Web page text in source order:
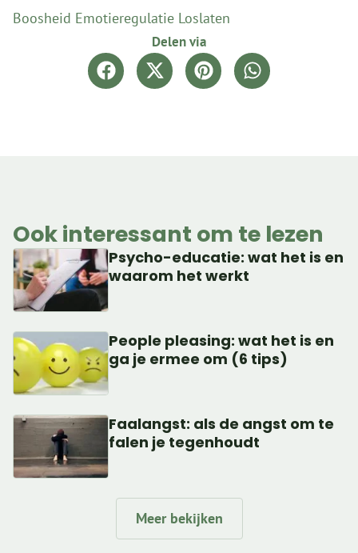
Boosheid Emotieregulatie Loslaten
Delen via
Ook interessant om te lezen
Psycho-educatie: wat het is en
waarom het werkt
People pleasing: wat het is en
ga je ermee om (6 tips)
Faalangst: als de angst om te
falen je tegenhoudt
Meer bekijken